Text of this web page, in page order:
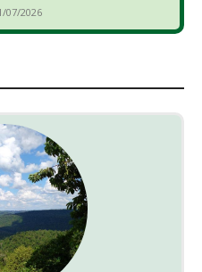
07/2026